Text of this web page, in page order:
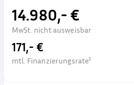
14.980,- €
MwSt. nicht ausweisbar
171,- €
mtl. Finanzierungsrate²